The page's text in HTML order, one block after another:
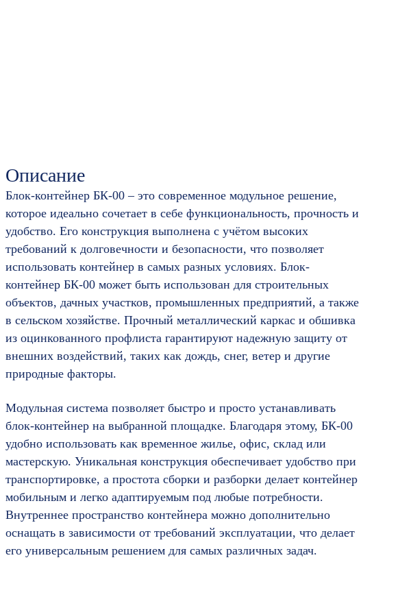
Описание
Блок-контейнер БК-00 – это современное модульное решение,
которое идеально сочетает в себе функциональность, прочность и
удобство. Его конструкция выполнена с учётом высоких
требований к долговечности и безопасности, что позволяет
использовать контейнер в самых разных условиях. Блок-
контейнер БК-00 может быть использован для строительных
объектов, дачных участков, промышленных предприятий, а также
в сельском хозяйстве. Прочный металлический каркас и обшивка
из оцинкованного профлиста гарантируют надежную защиту от
внешних воздействий, таких как дождь, снег, ветер и другие
природные факторы.
Модульная система позволяет быстро и просто устанавливать
блок-контейнер на выбранной площадке. Благодаря этому, БК-00
удобно использовать как временное жилье, офис, склад или
мастерскую. Уникальная конструкция обеспечивает удобство при
транспортировке, а простота сборки и разборки делает контейнер
мобильным и легко адаптируемым под любые потребности.
Внутреннее пространство контейнера можно дополнительно
оснащать в зависимости от требований эксплуатации, что делает
его универсальным решением для самых различных задач.